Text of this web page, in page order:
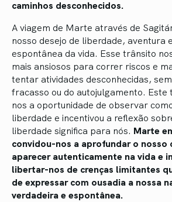
caminhos desconhecidos.
A viagem de Marte através de
nosso desejo de liberdade, aventura
espontânea da vida. Esse trânsito
mais ansiosos para correr riscos e
tentar atividades desconhecidas,
fracasso ou do autojulgamento.
nos a oportunidade de observar
liberdade e incentivou a reflexão
liberdade significa para nós. Marte
convidou-nos a aprofundar o nosso
aparecer autenticamente na vida e
libertar-nos de crenças limitantes
de expressar com ousadia a nossa
verdadeira e espontânea.